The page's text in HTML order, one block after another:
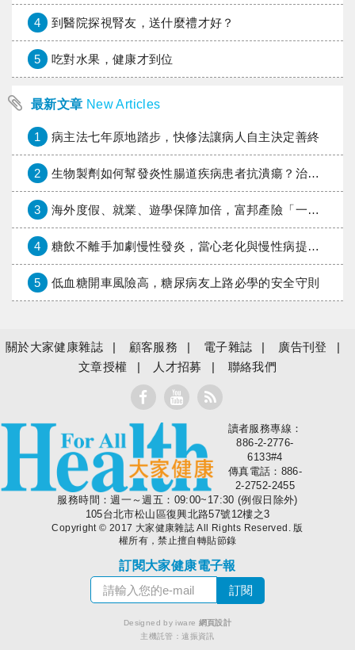
4 到醫院探視腎友，送什麼禮才好？
5 吃對水果，健康才到位
最新文章 New Articles
1 病主法七年原地踏步，快修法讓病人自主決定善終
2 生物製劑如何幫發炎性腸道疾病患者抗潰瘍？治療進展與健保給付困境一次看
3 海外度假、就業、遊學保障加倍，富邦產險「一期逐夢」專案加碼遠距醫療與緊急救援
4 糖飲不離手加劇慢性發炎，當心老化與慢性病提早報到
5 低血糖開車風險高，糖尿病友上路必學的安全守則
關於大家健康雜誌 顧客服務 電子雜誌
廣告刊登
文章授權
人才招募 聯絡我們
大家健康
讀者服務專線：
886-2-2776-
6133#4
傳真電話：886-
2-2752-2455
服務時間：週一～週五：09:00~17:30 (例假日除外)
105台北市松山區復興北路57號12樓之3
Copyright © 2017 大家健康雜誌 All Rights Reserved. 版
權所有，禁止擅自轉貼節錄
訂閱大家健康電子報
Designed by iware 網頁設計
主機託管：遠振資訊